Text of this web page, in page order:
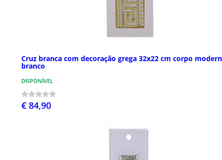
Cruz branca com decoração grega 32x22 cm corpo
branco
DISPONÍVEL
€ 84,90